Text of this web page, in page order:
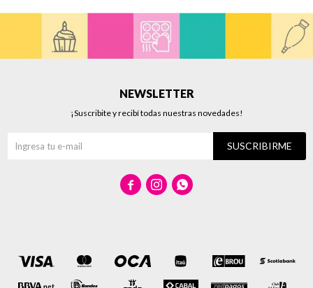
NEWSLETTER
¡Suscribite y recibí todas nuestras novedades!
SUSCRIBIRME
  